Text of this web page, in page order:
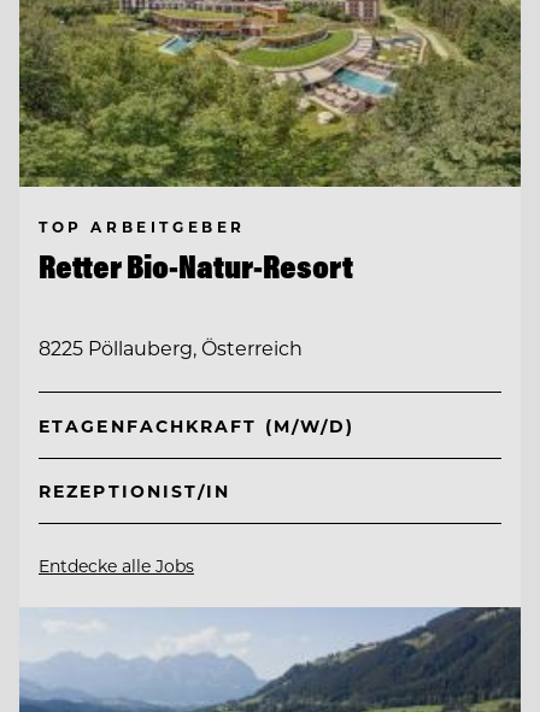
TOP ARBEITGEBER
Retter Bio-Natur-Resort
8225 Pöllauberg, Österreich
ETAGENFACHKRAFT (M/W/D)
REZEPTIONIST/IN
Entdecke alle Jobs